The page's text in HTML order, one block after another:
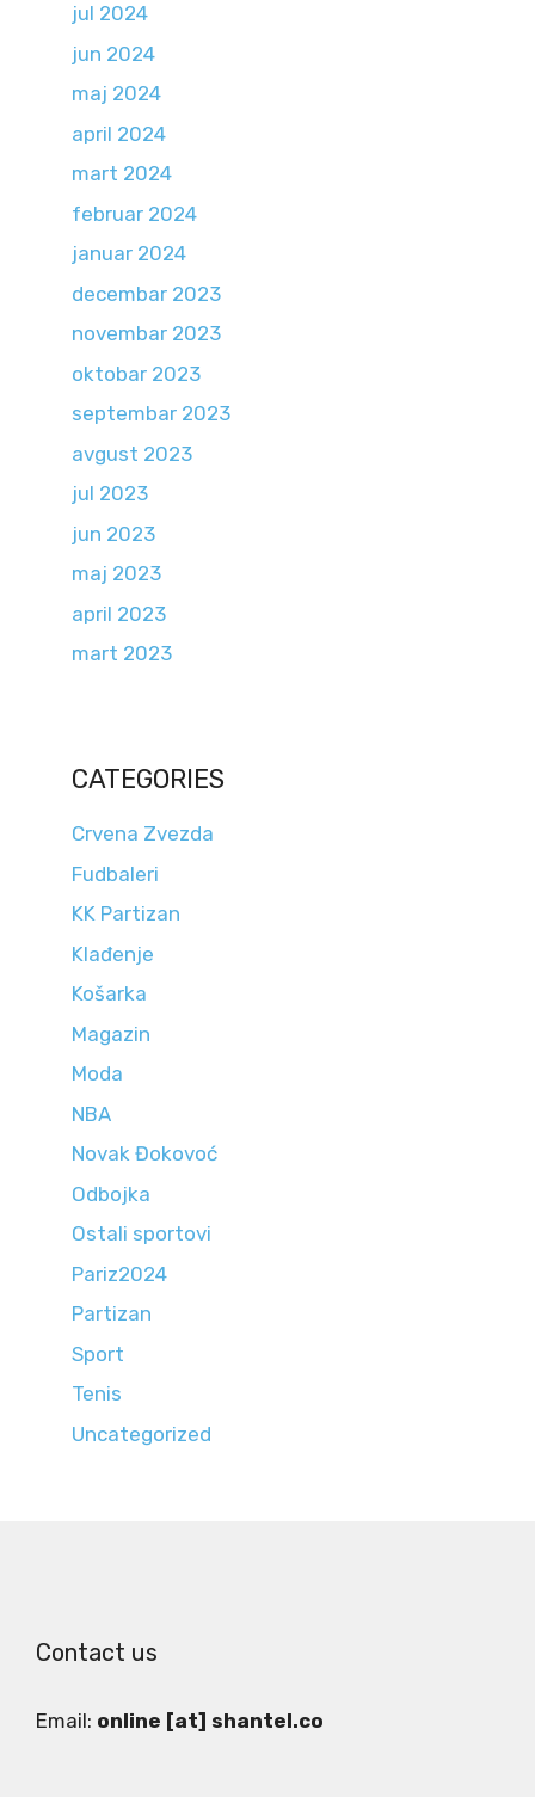
jul 2024
jun 2024
maj 2024
april 2024
mart 2024
februar 2024
januar 2024
decembar 2023
novembar 2023
oktobar 2023
septembar 2023
avgust 2023
jul 2023
jun 2023
maj 2023
april 2023
mart 2023
CATEGORIES
Crvena Zvezda
Fudbaleri
KK Partizan
Klađenje
Košarka
Magazin
Moda
NBA
Novak Đokovoć
Odbojka
Ostali sportovi
Pariz2024
Partizan
Sport
Tenis
Uncategorized
Contact us
Email: online [at] shantel.co